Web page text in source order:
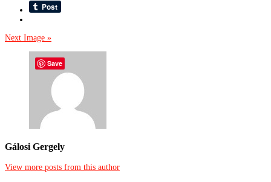
Next Image »
Gálosi Gergely
View more posts from this author
Save